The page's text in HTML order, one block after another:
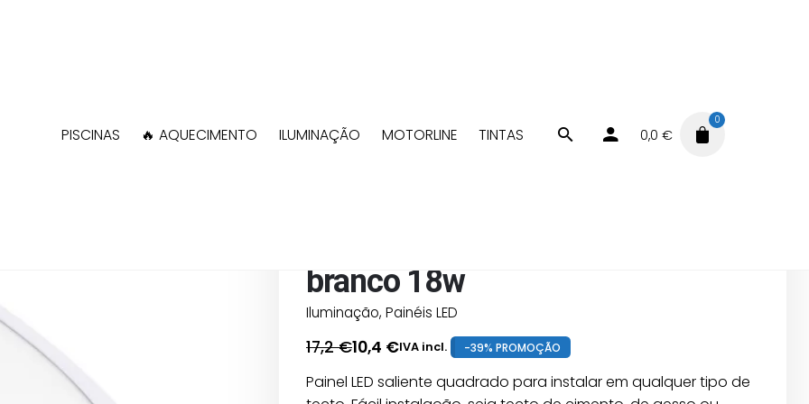
PISCINAS 🔥 AQUECIMENTO ILUMINAÇÃO MOTORLINE TINTAS 0,0€
0
Shop Iluminação Painéis LED Painel LED saliente redondo branco 18w
branco 18w
Iluminação, Painéis LED
17,2€
O
preço
10,4 €
O
preço
IVA incl. -39% PROMOÇÃO
Painel LED saliente quadrado para instalar em qualquer tipo de